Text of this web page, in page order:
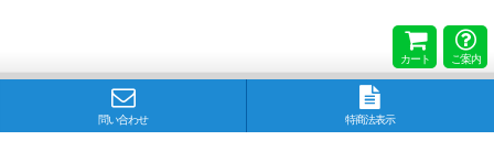
カート ご案内
問い合わせ 特商法表示